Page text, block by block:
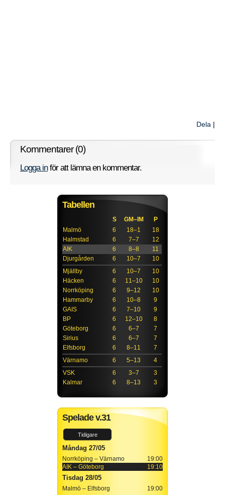
Dela |
Kommentarer (0)
Logga inför att lämna en kommentar.
Tabellen
S GM–IM
P
Malmö
6 18–1
18
Halmstad
6 7–7
12
AIK
6 8–8
11
Djurgården
6 10–7
10
Mjällby
6 10–7
10
Häcken
6 11–10
10
Norrköping
6 9–12
10
Hammarby
6 10–8
9
GAIS
6 7–10
9
BP
6 12–10
8
Göteborg
6 6–7
7
Sirius
6 6–7
7
Elfsborg
6 8–11
7
Värnamo
6 5–13
4
VSK
6 3–7
3
Kalmar
6 8–13 3
Spelade v.31
Tidigare
Måndag 27/05
19:00
Norrköping – Värnamo
19:10
AIK – Göteborg
Tisdag 28/05
19:00
Malmö – Elfsborg